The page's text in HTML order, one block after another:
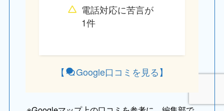
電話対応に苦言が
1件
【 Google口コミを見る】